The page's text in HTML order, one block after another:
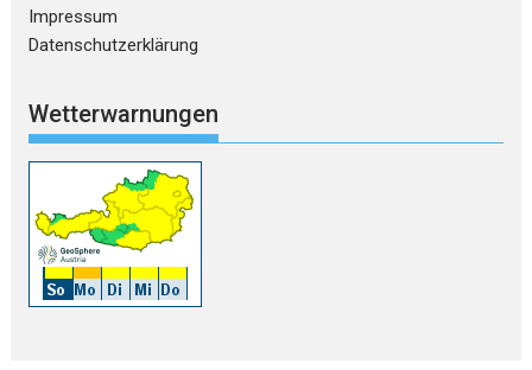
Impressum
Datenschutzerklärung
Wetterwarnungen